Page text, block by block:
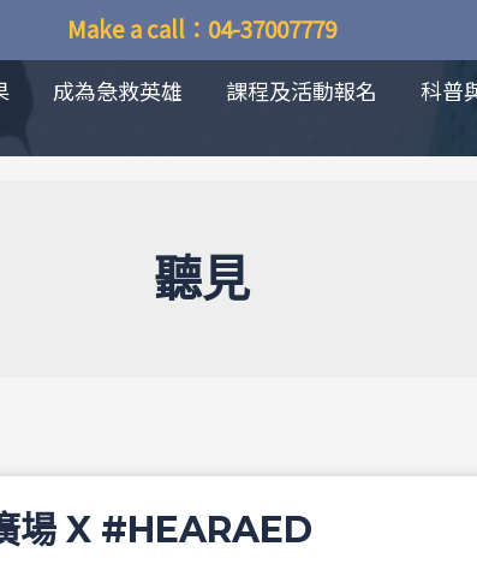
Make a call：04-37007779
成為急救英雄 課程及活動報名 科普
聽見
場 X #HEARAED